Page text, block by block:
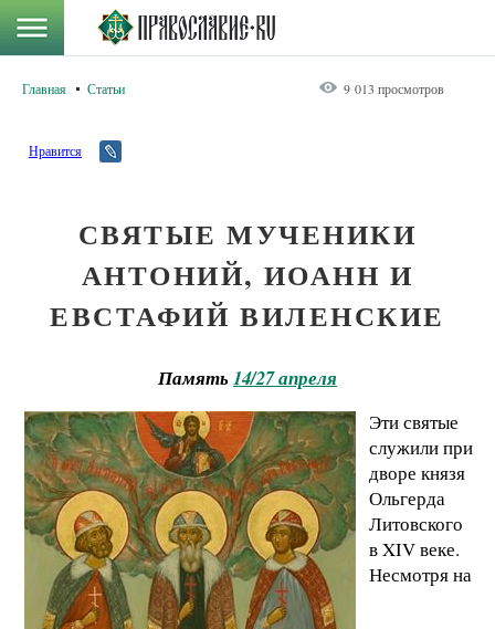
Главная Статьи 9 013 просмотров
Нравится
СВЯТЫЕ МУЧЕНИКИ
АНТОНИЙ, ИОАНН И
ЕВСТАФИЙ ВИЛЕНСКИЕ
Память14/27 апреля
Эти святые
служили при
дворе князя
Ольгерда
Литовского
в XIV веке.
Несмотря на